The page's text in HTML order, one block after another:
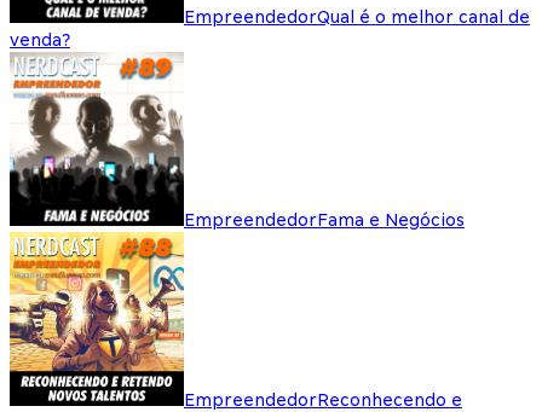
EmpreendedorQual é o melhor canal de
venda?
EmpreendedorFama e Negócios
EmpreendedorReconhecendo e